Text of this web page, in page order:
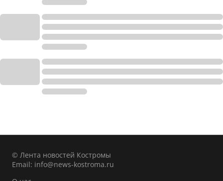
© Лента новостей Костромы
Email: info@news-kostroma.ru